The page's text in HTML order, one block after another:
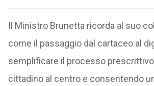
Il Ministro Brunetta ricorda al suo
come il passaggio dal cartaceo al
semplificare il processo
cittadino al centro e consentendo